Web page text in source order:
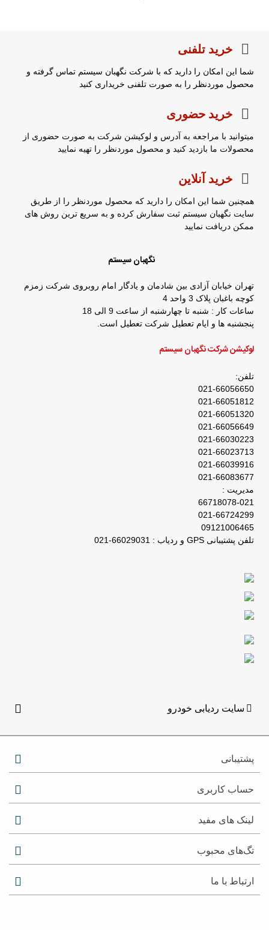
خرید تلفنی
شما این امکان را دارید که با شرکت نگهبان سیستم تماس گرفته و
محصول موردنظر را به صورت تلفنی خریداری کنید
خرید حضوری
میتوانید با مراجعه به آدرس و لوکیشن شرکت به صورت حضوری از
محصولات ما بازدید کنید و محصول موردنظر را تهیه نمایید
خرید آنلاین
همچنین شما این امکان را دارید که محصول موردنظر را از طریق
سایت نگهبان سیستم ثبت سفارش کرده و به سریع ترین روش های
ممکن دریافت نمایید
نگهبان سیستم
تهران خیابان آزادی بین شادمان و یادگار امام روبروی شرکت زمزم
کوچه باغبان پلاک 3 واحد 4
ساعات کار : شنبه تا چهارشنبه از ساعت 9 الی 18
پنجشنبه ها و ایام تعطیل شرکت تعطیل است.
لوکیشن شرکت نگهبان سیستم
تلفن:
021-66056650
021-66051812
021-66051320
021-66056649
021-66030223
021-66023713
021-66039916
021-66083677
مدیریت :
66718078-021
021-66724299
09121006465
تلفن پشتیبانی GPS و ردیاب : 66029031-021
سایت ردیابی خودرو
پشتیبانی
حساب کاربری
لینک های مفید
تگ‌های محبوب
ارتباط با ما